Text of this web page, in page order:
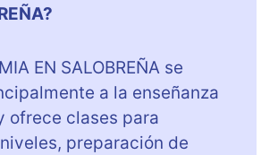
EN SALOBREÑA se
a la enseñanza
ofrece clases para
preparación de